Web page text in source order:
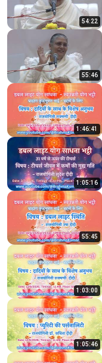
54:22
55:46
1:46:41
1:05:16
55:45
1:03:00
1:05:46